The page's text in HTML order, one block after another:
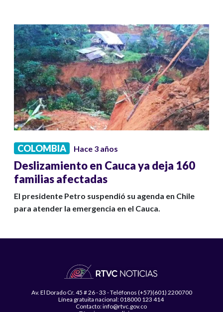
COLOMBIA Hace 3 años
Deslizamiento en Cauca ya deja 160
familias afectadas
El presidente Petro suspendió su agenda en Chile
para atender la emergencia en el Cauca.
Av. El Dorado Cr. 45 # 26 - 33 - Teléfonos (+57)(601) 2200700
Línea gratuita nacional: 018000 123 414
Contacto: info@rtvc.gov.co